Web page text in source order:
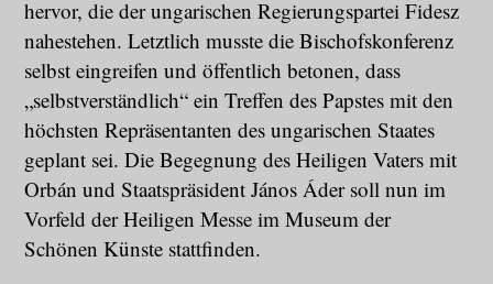
hervor, die der ungarischen Regierungspartei Fidesz
nahestehen. Letztlich musste die Bischofskonferenz
selbst eingreifen und öffentlich betonen, dass
„selbstverständlich“ ein Treffen des Papstes mit den
höchsten Repräsentanten des ungarischen Staates
geplant sei. Die Begegnung des Heiligen Vaters mit
Orbán und Staatspräsident János Áder soll nun im
Vorfeld der Heiligen Messe im Museum der
Schönen Künste stattfinden.